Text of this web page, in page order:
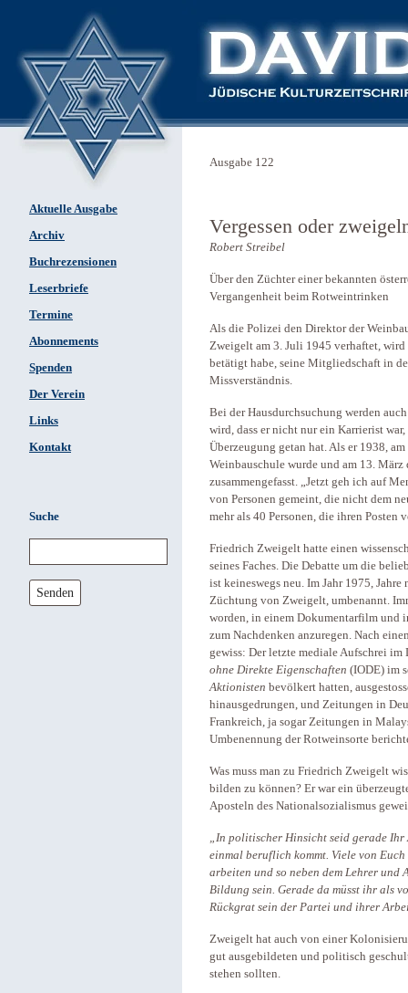
Aktuelle Ausgabe
Archiv
Buchrezensionen
Leserbriefe
Termine
Abonnements
Spenden
Der Verein
Links
Kontakt
Suche
Senden
Ausgabe 122
Vergessen oder
Robert Streibel
Über den Züchter einer bekannten
Vergangenheit beim Rotweintrinken
Als die Polizei den Direktor der
Zweigelt am 3. Juli 1945 verhaftet, wird
betätigt habe, seine Mitgliedschaft in
Missverständnis.
Bei der Hausdurchsuchung werden
wird, dass er nicht nur ein Karrierist
Überzeugung getan hat. Als er 1938,
Weinbauschule wurde und am 13.
zusammengefasst. „Jetzt geh ich auf
von Personen gemeint, die nicht dem
mehr als 40 Personen, die ihren Posten
Friedrich Zweigelt hatte einen
seines Faches. Die Debatte um die
ist keineswegs neu. Im Jahr 1975,
Züchtung von Zweigelt, umbenannt.
worden, in einem Dokumentarfilm und
zum Nachdenken anzuregen. Nach
gewiss: Der letzte mediale Aufschrei
ohne Direkte Eigenschaften (IODE) im
Aktionisten bevölkert hatten,
hinausgedrungen, und Zeitungen in
Frankreich, ja sogar Zeitungen in
Umbenennung der Rotweinsorte
Was muss man zu Friedrich Zweigelt
bilden zu können? Er war ein
Aposteln des Nationalsozialismus
„In politischer Hinsicht seid gerade
einmal beruflich kommt. Viele von
arbeiten und so neben dem Lehrer
Bildung sein. Gerade da müsst ihr als
Rückgrat sein der Partei und ihrer
Zweigelt hat auch von einer
gut ausgebildeten und politisch
stehen sollten.